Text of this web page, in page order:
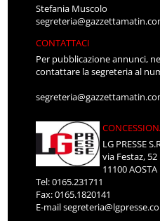
Stefania Muscolo
CONTATTACI
Per pubblicazione annunci,
contattare la segreteria al
LG PRESSE
via Festaz, 52
11100 AOSTA
Tel: 0165.231711
Fax: 0165.1820141
E-mail